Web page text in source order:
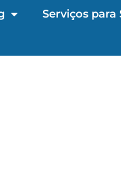
Serviços para